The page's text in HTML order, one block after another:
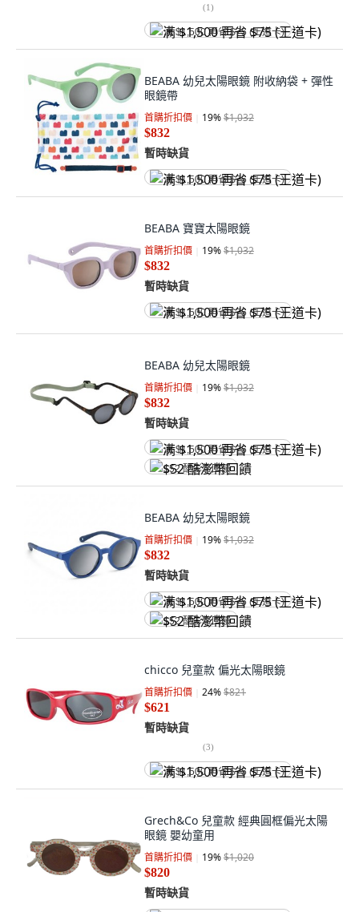
(1)
满 $1,500 再省 $75 (王道卡)
BEABA 幼兒太陽眼鏡 附收納袋 + 彈性
眼鏡帶
首購折扣價 19%$1,032
$832
暫時缺貨
满 $1,500 再省 $75 (王道卡)
BEABA 寶寶太陽眼鏡
首購折扣價 19%$1,032
$832
暫時缺貨
满 $1,500 再省 $75 (王道卡)
BEABA 幼兒太陽眼鏡
首購折扣價 19%$1,032
$832
暫時缺貨
满 $1,500 再省 $75 (王道卡)
$52 酷澎幣回饋
BEABA 幼兒太陽眼鏡
首購折扣價 19%$1,032
$832
暫時缺貨
满 $1,500 再省 $75 (王道卡)
$52 酷澎幣回饋
chicco 兒童款 偏光太陽眼鏡
首購折扣價 24%$821
$621
暫時缺貨
(3)
满 $1,500 再省 $75 (王道卡)
Grech&Co 兒童款 經典圓框偏光太陽
眼鏡 嬰幼童用
首購折扣價 19%$1,020
$820
暫時缺貨